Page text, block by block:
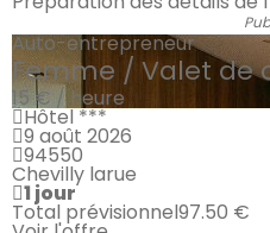
Auto-entrepreneur
Femme / Valet de
15 € / heure
Hôtel ***
9 août 2026
94550
Chevilly larue
1 jour
Total prévisionnel97.50 €